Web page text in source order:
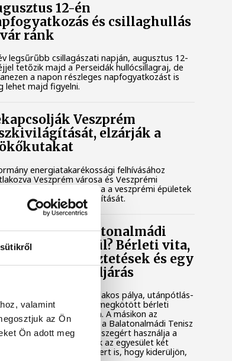
valamint
az Ön
Ön adott meg
12-én
és csillaghullás
ránk
legsűrűbb csillagászati napján, augusztus 12-
tetőzik majd a Perseidák hullócsillagraj, de
a napon részleges napfogyatkozást is
lehet majd figyelni.
Veszprém
elzárják a
energiatakarékossági felhívásához
Veszprém városa és Veszprémi
is lekapcsolta a veszprémi épületek
nevezetességek díszkivilágítását.
történik a balatonalmádi
körül? Bérleti vita,
egyeztetések és egy
jogi eljárás
hagyomány, hat salakos pálya, utánpótlás-
és egy hosszú távra megkötött bérleti
áll az egyik oldalon. A másikon az
amely szerint a Balatonalmádi Tenisz
aránytalanul alacsony összegért használja a
területet. Megkerestük az egyesület két
és a polgármestert is, hogy kiderüljön,